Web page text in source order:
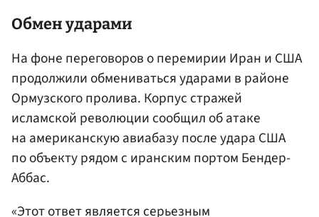
Обмен ударами
На фоне переговоров о перемирии Иран и США
продолжили обмениваться ударами в районе
Ормузского пролива. Корпус стражей
исламской революции сообщил об атаке
на американскую авиабазу после удара США
по объекту рядом с иранским портом Бендер-
Аббас.
«Этот ответ является серьезным